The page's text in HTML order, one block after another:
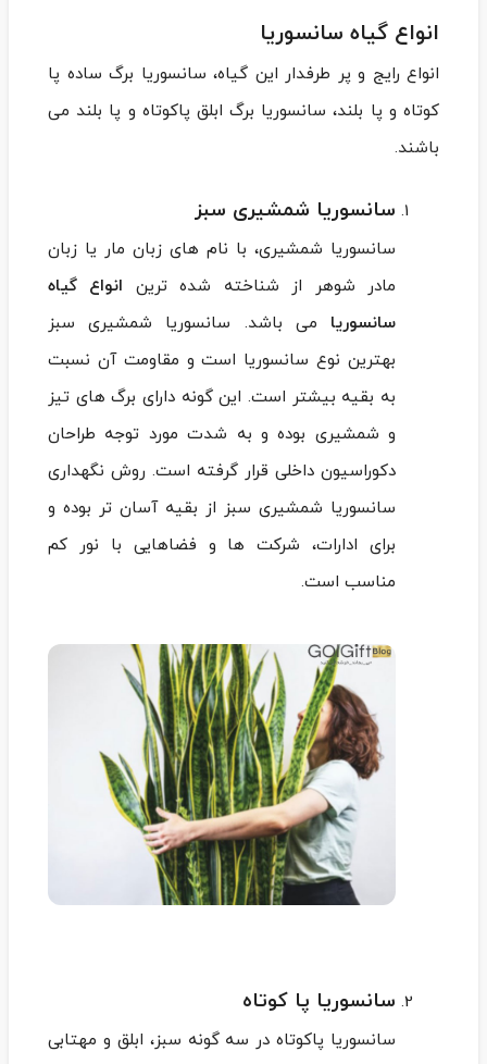
انواع گیاه سانسوریا
انواع رایج و پر طرفدار این گیاه، سانسوریا برگ ساده پا
کوتاه و پا بلند، سانسوریا برگ ابلق پاکوتاه و پا بلند می
باشند.
سانسوریا شمشیری سبز
سانسوریا شمشیری، با نام های زبان مار یا زبان
مادر شوهر از شناخته شده ترین انواع گیاه
سانسوریا می باشد. سانسوریا شمشیری سبز
بهترین نوع سانسوریا است و مقاومت آن نسبت
به بقیه بیشتر است. این گونه دارای برگ های تیز
و شمشیری بوده و به شدت مورد توجه طراحان
دکوراسیون داخلی قرار گرفته است. روش نگهداری
سانسوریا شمشیری سبز از بقیه آسان تر بوده و
برای ادارات، شرکت ها و فضاهایی با نور کم
مناسب است.
سانسوریا پا کوتاه
سانسوریا پاکوتاه در سه گونه سبز، ابلق و مهتابی